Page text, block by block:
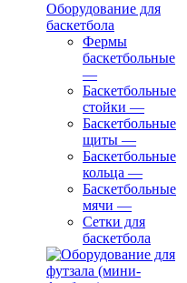
Оборудование для
баскетбола
Фермы
баскетбольные
—
Баскетбольные
стойки —
Баскетбольные
щиты —
Баскетбольные
кольца —
Баскетбольные
мячи —
Сетки для
баскетбола